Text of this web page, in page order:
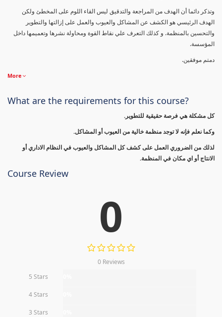
وتذكر دائما أن الهدف من المراجعة والتدقيق ليس القاء اللوم على المخطئ ولكن
الهدف الرئيسي هو الكشف عن المشاكل والعيوب والعمل على إزالتها والتطوير
والتحسين بالمنظمة. و كذلك التعرف علي نقاط القوة ومحاولة نشرها وتعميمها داخل
المؤسسة.
دمتم موفقين.
More
What are the requirements for this course?
كل مشكلة هي فرصة حقيقية للتطوير.
وكما نعلم فإنه لا توجد منظمة خالية من العيوب أو المشاكل.
لذلك من الضروري العمل على كشف كل المشاكل والعيوب في النظام الاداري أو
الانتاج أو اي مكان في المنظمة.
Course Review
0
0 Reviews
5 Stars
4 Stars
3 Stars